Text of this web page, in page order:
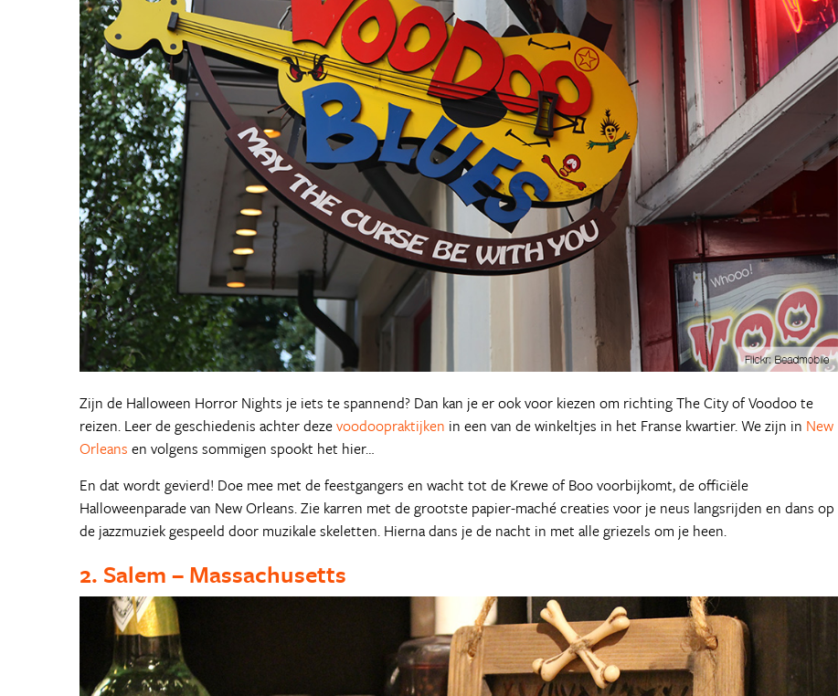
Zijn de Halloween Horror Nights je iets te spannend? Dan kan je er ook voor kiezen om richting The City of Voodoo te
reizen. Leer de geschiedenis achter dezevoodoopraktijken in een van de winkeltjes in het Franse kwartier. We zijn in New
Orleans en volgens sommigen spookt het hier…
En dat wordt gevierd! Doe mee met de feestgangers en wacht tot de Krewe of Boo voorbijkomt, de officiële
Halloweenparade van New Orleans. Zie karren met de grootste papier-maché creaties voor je neus langsrijden en dans op
de jazzmuziek gespeeld door muzikale skeletten. Hierna dans je de nacht in met alle griezels om je heen.
2. Salem – Massachusetts